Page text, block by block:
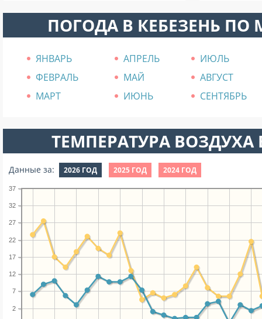
ПОГОДА В КЕБЕЗЕНЬ ПО
ЯНВАРЬ АПРЕЛЬ
ИЮЛЬ
ФЕВРАЛЬ
МАЙ
АВГУСТ
МАРТ
ИЮНЬ СЕНТЯБРЬ
ТЕМПЕРАТУРА ВОЗДУХА
Данные за: 2026 ГОД 2025 ГОД 2024 ГОД
2
7
12
17
22
27
32
37